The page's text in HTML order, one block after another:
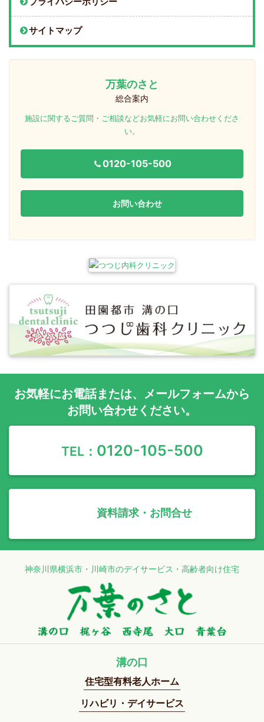
サイトマップ
万葉のさと
総合案内
施設に関するご質問・ご相談などお気軽にお問い合わせくださ
い。
0120-105-500
お問い合わせ
お気軽にお電話または、 メールフォームから
お問い合わせください。
TEL： 0120-105-500
資料請求・お問合せ
神奈川県横浜市・川崎市のデイサービス・高齢者向け住宅
溝の口
住宅型有料老人ホーム
リハビリ・デイサービス